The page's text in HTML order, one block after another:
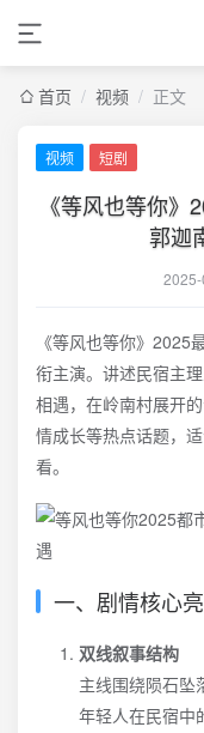
首页 / 视频 / 正文
视频 短剧
《等风也等你
郭迦
《等风也等你》2025
衔主演。讲述民宿主
相遇，在岭南村展开
情成长等热点话题，
看。
一、剧情核心
双线叙事结构
主线围绕陨石坠
年轻人在民宿中